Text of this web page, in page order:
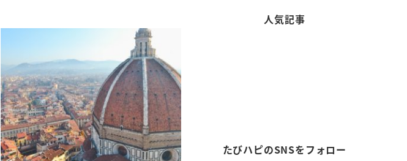
人気記事
たびハピのSNSをフォロー